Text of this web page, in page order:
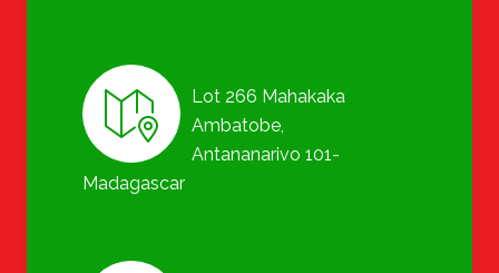
Lot 266 Mahakaka
Ambatobe,
Antananarivo 101-
Madagascar